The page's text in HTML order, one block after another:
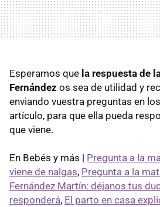
Esperamos que la respuesta de
Fernández os sea de utilidad y
enviando vuestra preguntas en
artículo, para que ella pueda
que viene.
En Bebés y más | Pregunta a la
viene de nalgas, Pregunta a la
Fernández Martín: déjanos tus
responderá, El parto en casa